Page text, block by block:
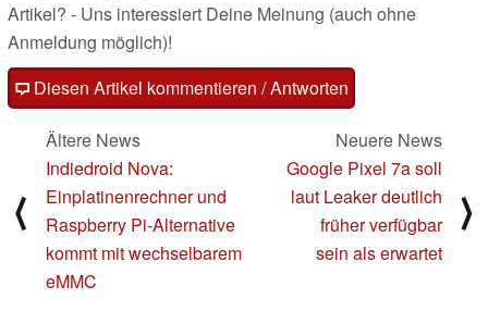
Artikel? - Uns interessiert Deine Meinung (auch ohne
Anmeldung möglich)!
Diesen Artikel kommentieren / Antworten
⟨
Ältere News
Indiedroid Nova:
Einplatinenrechner und
Raspberry Pi-Alternative
kommt mit wechselbarem
eMMC
Neuere News
Google Pixel 7a soll
laut Leaker deutlich
früher verfügbar
sein als erwartet
⟩